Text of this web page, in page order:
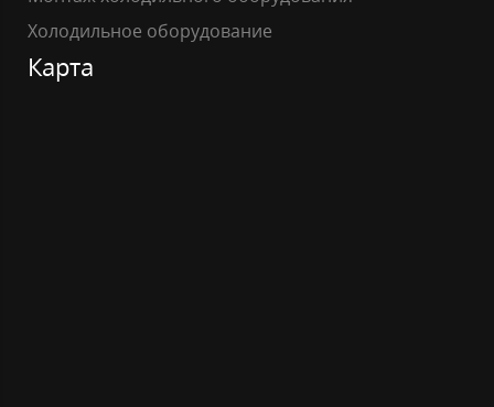
Холодильное оборудование
Карта